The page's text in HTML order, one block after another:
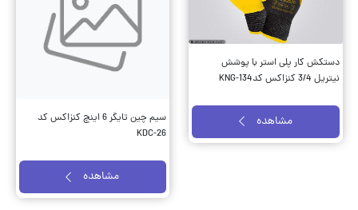
دستکش کار پلی استر با پوشش
نیتریل 3/4 کنزاکس کدKNG-134
مشاهده
سیم چین تایگر 6 اینچ کنزاکس کد
KDC-26
مشاهده